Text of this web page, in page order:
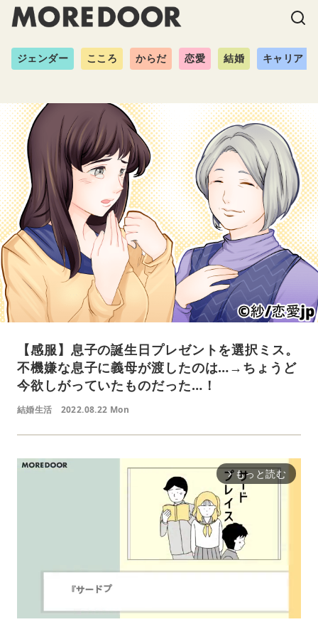
ジェンダー こころ からだ 恋愛 結婚 キャリア
【感服】息子の誕生日プレゼントを選択ミス。
不機嫌な息子に義母が渡したのは…→ちょうど
今欲しがっていたものだった…！
結婚生活 2022.08.22 Mon
arrow_forward_ios もっと読む